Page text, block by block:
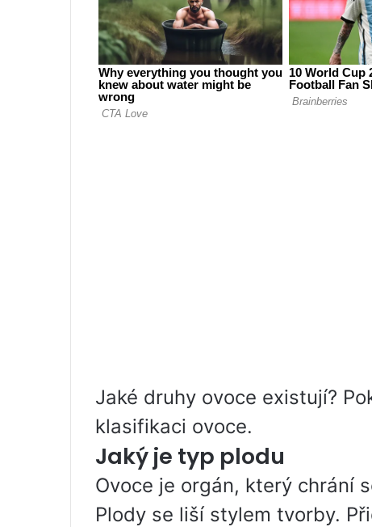
Jaké druhy ovoce existují?
klasifikaci ovoce.
Jaký je typ plodu
Ovoce je orgán, který chrání
Plody se liší stylem tvorby.